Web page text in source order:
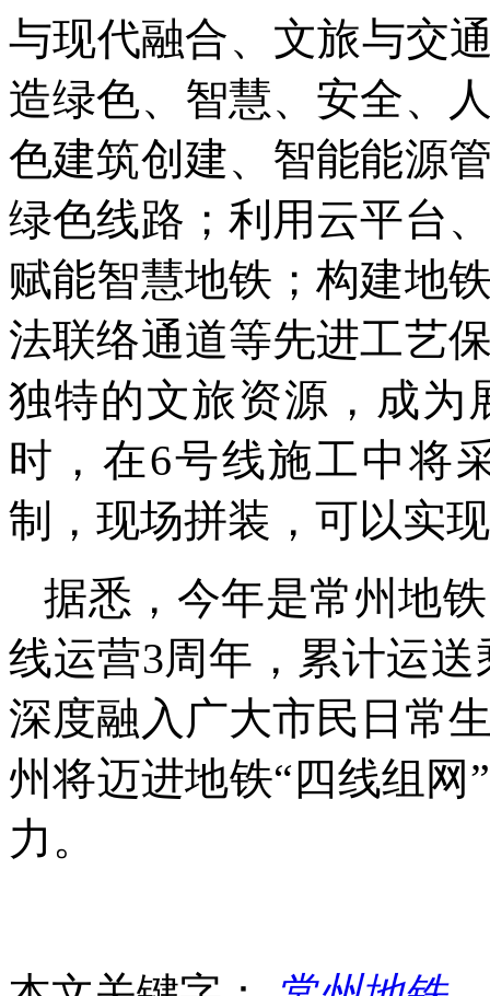
与现代融合、文旅与交
造绿色、智慧、安全、
色建筑创建、智能能源
绿色线路；利用云平台
赋能智慧地铁；构建地
法联络通道等先进工艺
独特的文旅资源，成为
时，在6号线施工中将
制，现场拼装，可以实
据悉，今年是常州地
线运营3周年，累计运
深度融入广大市民日常
州将迈进地铁“四线组
力。